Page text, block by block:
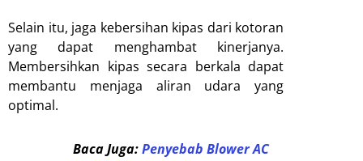
Selain itu, jaga kebersihan kipas dari kotoran
yang dapat menghambat kinerjanya.
Membersihkan kipas secara berkala dapat
membantu menjaga aliran udara yang
optimal.
Baca Juga:Penyebab Blower AC